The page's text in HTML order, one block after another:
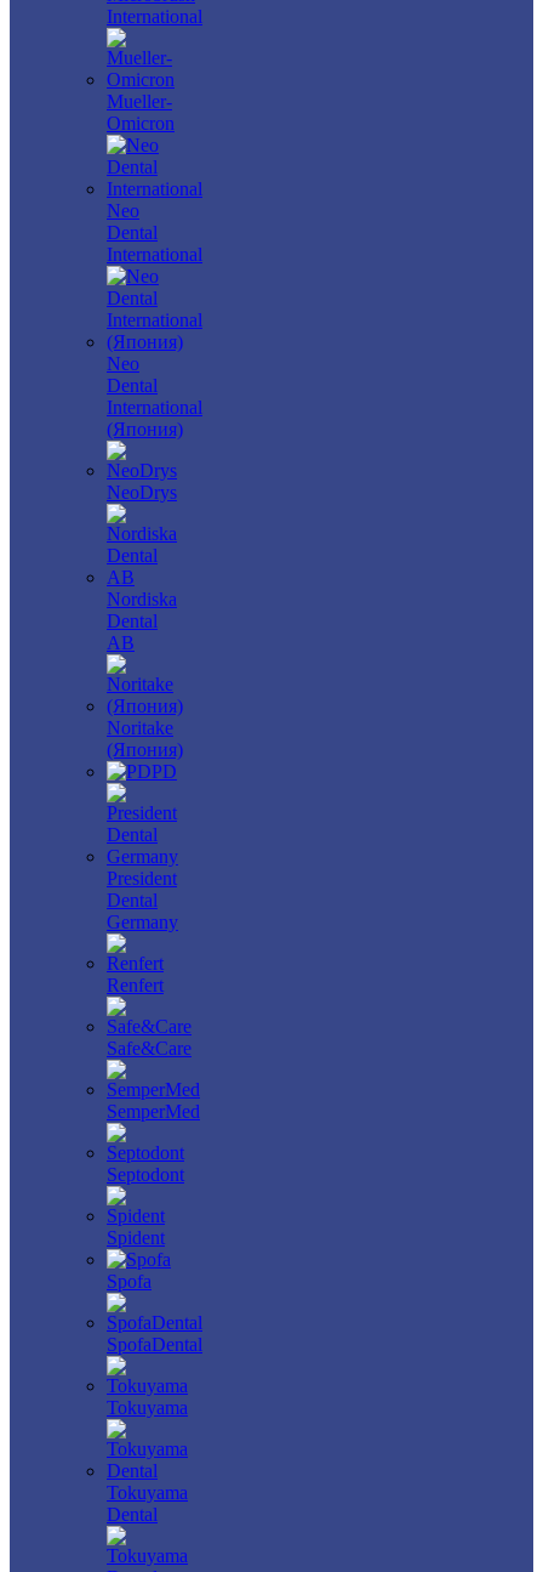
International
Mueller-
Omicron
Neo
Dental
International
Neo
Dental
International
(Япония)
NeoDrys
Nordiska
Dental
AB
Noritake
(Япония)
PD
President
Dental
Germany
Renfert
Safe&Care
SemperMed
Septodont
Spident
Spofa
SpofaDental
Tokuyama
Tokuyama
Dental